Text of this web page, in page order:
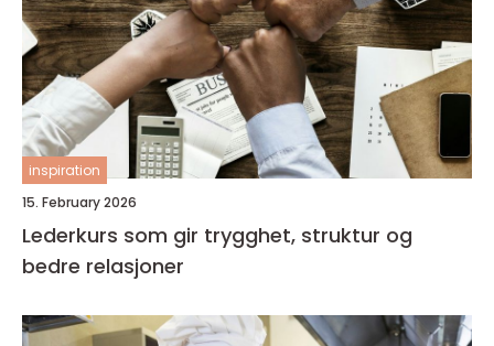
inspiration
15. February 2026
Lederkurs som gir trygghet, struktur og
bedre relasjoner